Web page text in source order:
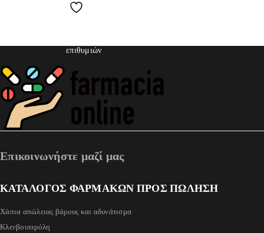
επιθυμιών
Επικοινωνήστε μαζί μας
ΚΑΤΑΛΟΓΟΣ ΦΑΡΜΑΚΩΝ ΠΡΟΣ ΠΩΛΗΣΗ
Χάπια απώλειας βάρους και αδυνάτισμα
Κλενβουτερόλη